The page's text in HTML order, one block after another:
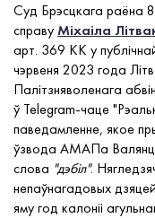
Суд Брэсцкага раёна 8
справуМіхаіла
арт. 369 КК у
чэрвеня 2023 года
Палітзняволенага
ў Telegram-чаце
паведамленне, якое
ўзвода АМАПа
слова "дэбіл".
непаўнагадовых
яму год калоніі